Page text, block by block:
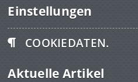
Einstellungen
COOKIEDATEN.
Aktuelle Artikel